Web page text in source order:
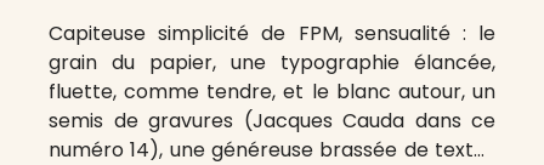
Capiteuse simplicité de FPM, sensualité : le
grain du papier, une typographie élancée,
fluette, comme tendre, et le blanc autour, un
semis de gravures (Jacques Cauda dans ce
numéro 14), une généreuse brassée de textes